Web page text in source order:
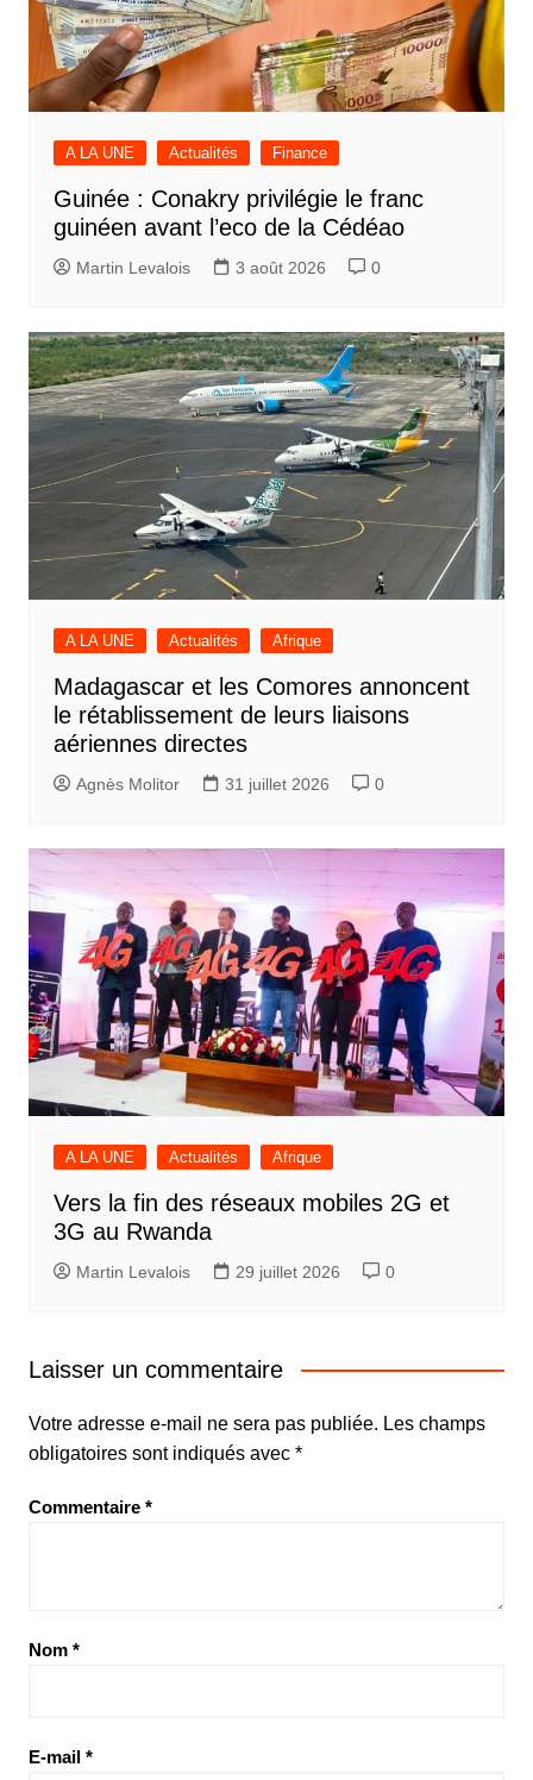
A LA UNE Actualités Finance
Guinée : Conakry privilégie le franc
guinéen avant l’eco de la Cédéao
Martin Levalois 3 août 2026 0
A LA UNE Actualités Afrique
Madagascar et les Comores annoncent
le rétablissement de leurs liaisons
aériennes directes
Agnès Molitor 31 juillet 2026 0
A LA UNE Actualités Afrique
Vers la fin des réseaux mobiles 2G et
3G au Rwanda
Martin Levalois 29 juillet 2026 0
Laisser un commentaire
Votre adresse e-mail ne sera pas publiée. Les champs
obligatoires sont indiqués avec *
Commentaire *
Nom *
E-mail *